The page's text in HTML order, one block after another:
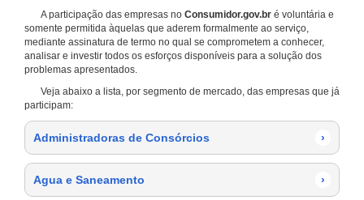
A participação das empresas no Consumidor.gov.br é voluntária e
somente permitida àquelas que aderem formalmente ao serviço,
mediante assinatura de termo no qual se comprometem a conhecer,
analisar e investir todos os esforços disponíveis para a solução dos
problemas apresentados.
Veja abaixo a lista, por segmento de mercado, das empresas que já
participam:
Administradoras de Consórcios ›
Agua e Saneamento ›